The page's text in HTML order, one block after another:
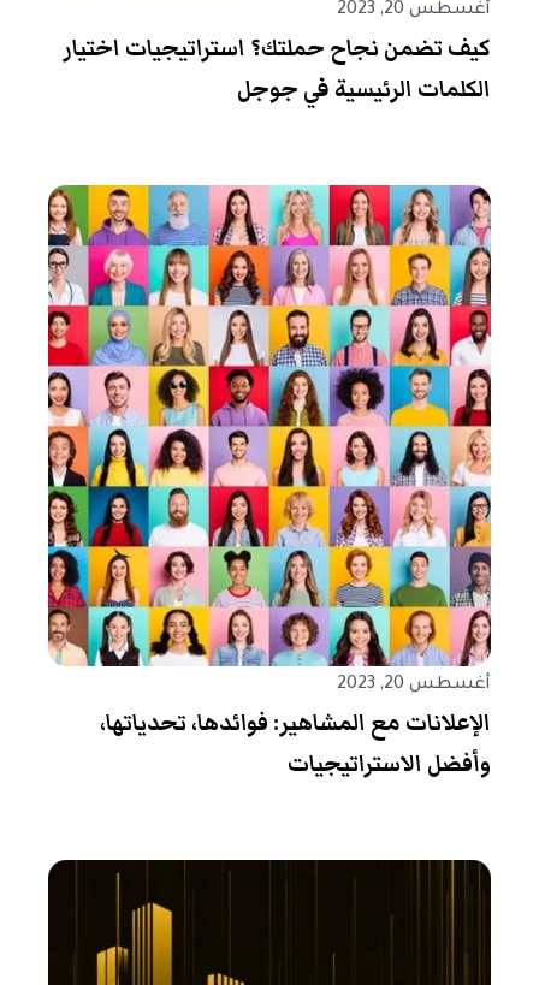
أغسطس 20, 2023
كيف تضمن نجاح حملتك؟ استراتيجيات اختيار
الكلمات الرئيسية في جوجل
أغسطس 20, 2023
الإعلانات مع المشاهير: فوائدها، تحدياتها،
وأفضل الاستراتيجيات